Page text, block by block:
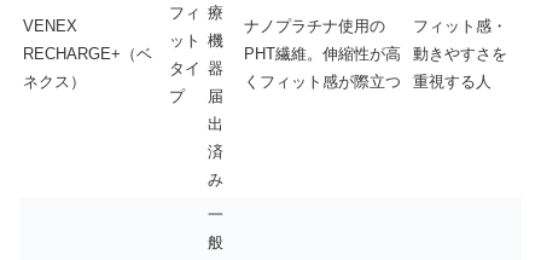
VENEX
RECHARGE+（ベ
ネクス）
フィ
ット
タイ
プ
療
機
器
届
出
済
み
ナノプラチナ使用の
PHT繊維。伸縮性が高
くフィット感が際立つ
フィット感・
動きやすさを
重視する人
一
般